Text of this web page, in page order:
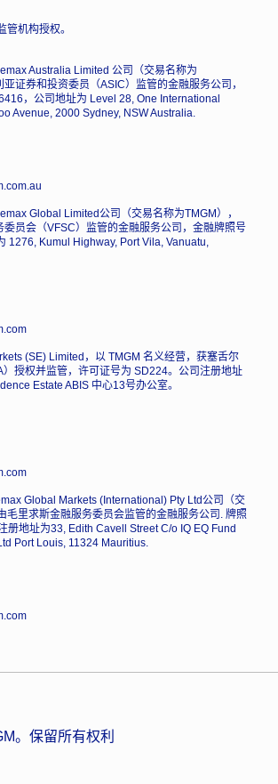
管机构授权。
Australia Limited 公司（交易名称为
证券和投资委员（ASIC）监管的金融服务公司，
，公司地址为 Level 28, One International
Avenue, 2000 Sydney, NSW Australia.
Global Limited公司（交易名称为TMGM），
委员会（VFSC）监管的金融服务公司，金融牌照号
1276, Kumul Highway, Port Vila, Vanuatu,
(SE) Limited，以 TMGM 名义经营，获塞舌尔
授权并监管，许可证号为 SD224。公司注册地址
Estate ABIS 中心13号办公室。
Global Markets (International) Pty Ltd公司（交
毛里求斯金融服务委员会监管的金融服务公司. 牌照
册地址为33, Edith Cavell Street C/o IQ EQ Fund
Port Louis, 11324 Mauritius.
。保留所有权利